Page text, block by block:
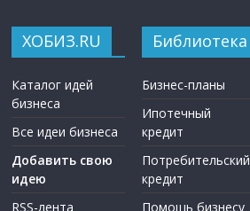
ХОБИЗ.RU
Каталог идей
бизнеса
Все идеи бизнеса
Добавить свою
идею
RSS-лента
Библиотека
Бизнес-планы
Ипотечный
кредит
Потребительский
кредит
Помощь бизнесу